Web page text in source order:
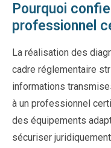
Pourquoi
professionnel
La réalisation des
cadre réglementaire
informations
à un professionnel
des équipements
sécuriser